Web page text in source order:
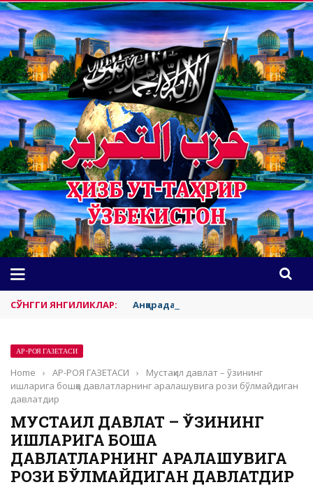
СЎНГГИ ЯНГИЛИКЛАР: Анқарадаги НАТО анжумани ва унда
АР-РОЯ ГАЗЕТАСИ
Home › АР-РОЯ ГАЗЕТАСИ ›
Мустақил давлат – ўзининг
ишларига бошқа давлатларнинг аралашувига рози бўлмайдиган
давлатдир
МУСТАҚИЛ ДАВЛАТ – ЎЗИНИНГ
ИШЛАРИГА БОШҚА
ДАВЛАТЛАРНИНГ АРАЛАШУВИГА
РОЗИ БЎЛМАЙДИГАН ДАВЛАТДИР